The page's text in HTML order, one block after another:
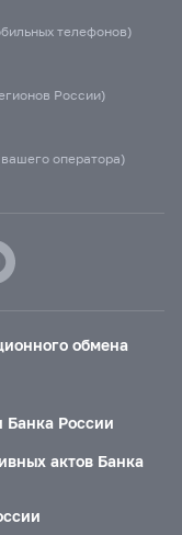
телефонов)
России)
оператора)
обмена
России
актов Банка